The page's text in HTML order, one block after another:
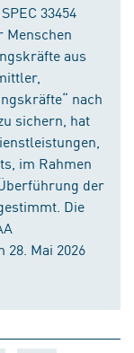
33454
Menschen
aus
nach
sichern, hat
im Rahmen
der
Die
28. Mai 2026